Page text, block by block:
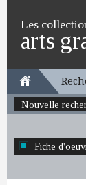
Les
arts
Nouvelle
Fiche